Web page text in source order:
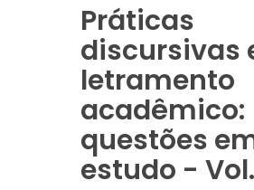
Práticas
discursivas
letramento
acadêmico:
questões
estudo -